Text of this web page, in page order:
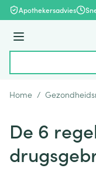
Ga naar de inhoud
Apothekersadvies
Menu
Home /
De 6